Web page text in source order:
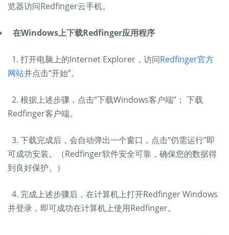
览器访问Redfinger云手机。
在Windows上下载Redfinger应用程序
1. 打开电脑上的Internet Explorer，访问Redfinger官方
网站并点击“开始”。
2. 根据上述步骤，点击“下载Windows客户端”； 下载
Redfinger客户端。
3. 下载完成后，会自动弹出一个窗口，点击“仍需运行”即
可成功安装。（Redfinger软件安全可靠，确保您的数据得
到良好保护。）
4. 完成上述步骤后，在计算机上打开Redfinger Windows
并登录，即可成功在计算机上使用Redfinger。